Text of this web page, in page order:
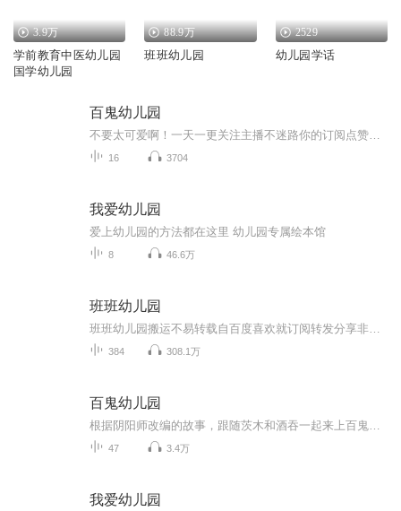
3.9万
学前教育中医幼儿园
国学幼儿园
88.9万
班班幼儿园
2529
幼儿园学话
百鬼幼儿园
16 3704
我爱幼儿园
爱上幼儿园的方法都在这里 幼儿园专属绘本馆
8 46.6万
班班幼儿园
384 308.1万
百鬼幼儿园
47 3.4万
我爱幼儿园